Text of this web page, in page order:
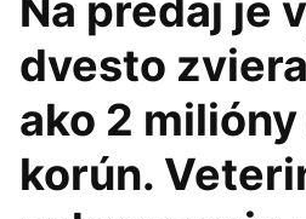
Na predaj je
dvesto
ako 2
korún.